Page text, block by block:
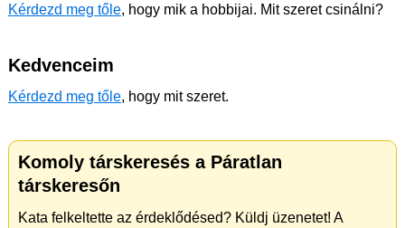
Kérdezd meg tőle, hogy mik a hobbijai. Mit szeret csinálni?
Kedvenceim
Kérdezd meg tőle, hogy mit szeret.
Komoly társkeresés a Páratlan
társkeresőn
Kata felkeltette az érdeklődésed? Küldj üzenetet! A